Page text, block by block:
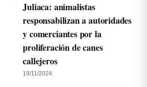
Juliaca: animalistas
responsabilizan a autoridades
y comerciantes por la
proliferación de canes
callejeros
19/11/2024